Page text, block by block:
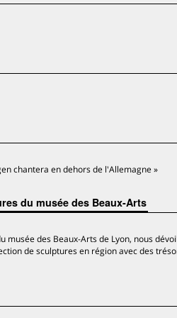
chantera en dehors de l'Allemagne »
du musée des Beaux-Arts
musée des Beaux-Arts de Lyon, nous
de sculptures en région avec des